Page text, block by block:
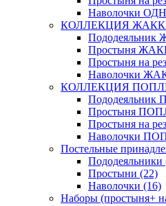
Наволочки
КОЛЛЕКЦИЯ
Простыня
Простыня на
Наволочки
КОЛЛЕКЦИЯ
Простыня
Простыня на
Наволочки
Постельные
Пододеяльники
Простыни (22)
Наволочки (16)
Наборы (простыня+